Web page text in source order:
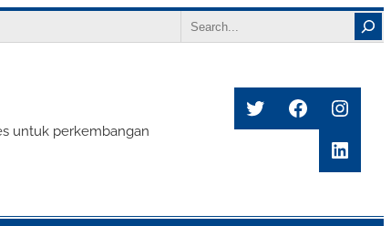
Search
untuk perkembangan
TwitterFacebook